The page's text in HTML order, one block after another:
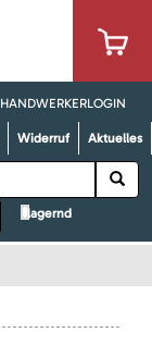
HANDWERKERLOGIN
Widerruf Aktuelles
lagernd